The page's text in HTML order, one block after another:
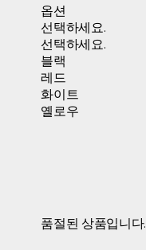
옵션
선택하세요.
선택하세요.
블랙
레드
화이트
옐로우
품절된 상품입니다.